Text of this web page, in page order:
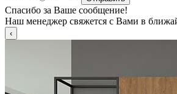
Спасибо за Ваше сообщение!
Наш менеджер свяжется с Вами в